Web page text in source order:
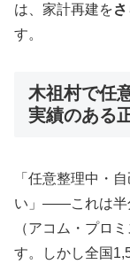
は、家計再建を
す。
木祖村で任
実績のある
「任意整理中・
い」——これは半
（アコム・プロ
す。しかし全国